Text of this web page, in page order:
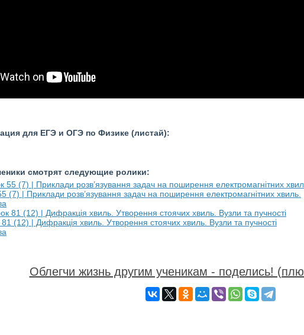
для ЕГЭ и ОГЭ по Физике (листай):
смотрят следующие ролики:
(7) | Приклади розв’язування задач на поширення електромагнітних хвиль.
(12) | Дифракція хвиль. Утворення стоячих хвиль. Вузли та пучності
Облегчи жизнь другим ученикам - поделись!